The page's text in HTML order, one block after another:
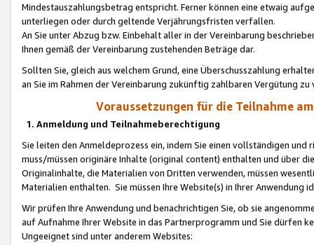
Mindestauszahlungsbetrag entspricht. Ferner können eine etwaig
unterliegen oder durch geltende Verjährungsfristen verfallen.
An Sie unter Abzug bzw. Einbehalt aller in der Vereinbarung
Ihnen gemäß der Vereinbarung zustehenden Beträge dar.
Sollten Sie, gleich aus welchem Grund, eine Überschusszahlung
an Sie im Rahmen der Vereinbarung zukünftig zahlbaren Vergütung zu
Voraussetzungen für die Teilnahme
1. Anmeldung und Teilnahmeberechtigung
Sie leiten den Anmeldeprozess ein, indem Sie einen vollständigen
muss/müssen originäre Inhalte (original content) enthalten und über
Originalinhalte, die Materialien von Dritten verwenden, müssen
Materialien enthalten. Sie müssen Ihre Website(s) in Ihrer Anwendung
Wir prüfen Ihre Anwendung und benachrichtigen Sie, ob sie
auf Aufnahme Ihrer Website in das Partnerprogramm und Sie dürfen
Ungeeignet sind unter anderem Websites: